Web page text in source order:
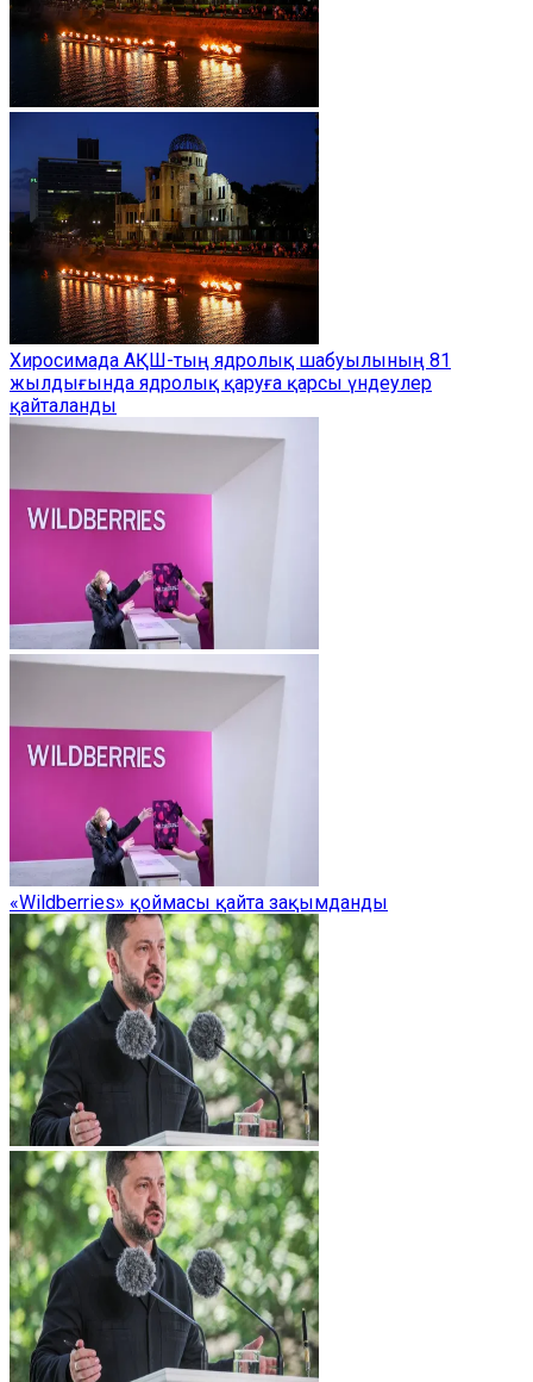
Хиросимада АҚШ-тың ядролық шабуылының 81
жылдығында ядролық қаруға қарсы үндеулер
қайталанды
«Wildberries» қоймасы қайта зақымданды